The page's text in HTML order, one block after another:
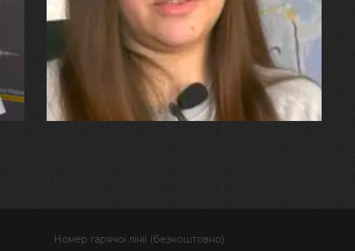
"Я перенесла 11 операцій, та
плакала від фантомного
болю. Але маленька донька
бере за руку і змушує йти
далі"
Номер гарячої лінії (безкоштовно):